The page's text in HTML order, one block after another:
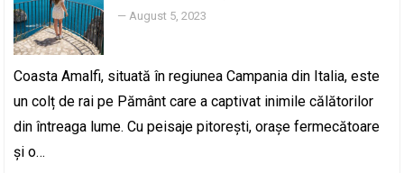
—August 5, 2023
Coasta Amalfi, situată în regiunea Campania din Italia, este
un colț de rai pe Pământ care a captivat inimile călătorilor
din întreaga lume. Cu peisaje pitorești, orașe fermecătoare
și o…